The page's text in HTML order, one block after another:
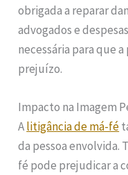
obrigada a reparar
advogados e
necessária para que
prejuízo.
Impacto na Imagem
Alitigância de má-fé
da pessoa envolvida.
fé pode prejudicar a